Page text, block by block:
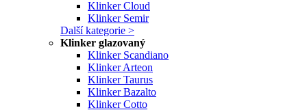
Klinker Cloud
Klinker Semir
Další kategorie >
Klinker glazovaný
Klinker Scandiano
Klinker Arteon
Klinker Taurus
Klinker Bazalto
Klinker Cotto